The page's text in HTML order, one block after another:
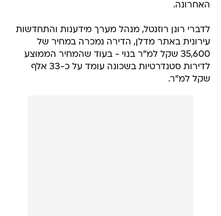
האחרונה.
לדברי רונן רוזנטל, מנהל מערך מידענות והתחדשות
עירונית באתר מדלן, הדירה נמכרה במחיר של
35,600 שקל למ"ר בנוי - בעוד שהמחיר הממוצע
לדירות סטנדרטיות בשכונה עומד על כ-33 אלף
שקל למ"ר.